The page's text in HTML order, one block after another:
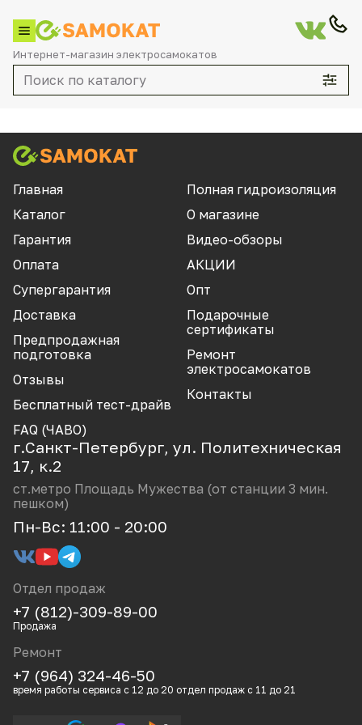
Интернет-магазин электросамокатов
По брендам
Aovo
Currus
CCL
Dualtron Minimotors
Electroway
Halten
Hitway
Iconbit
Ikingi
JackHot
Joyor
Kaabo
Главная
Каталог
Гарантия
Оплата
Супергарантия
Доставка
Предпродажная
подготовка
Отзывы
Бесплатный тест-драйв
FAQ (ЧАВО)
Полная гидроизоляция
О магазине
Видео-обзоры
АКЦИИ
Опт
Подарочные
сертификаты
Ремонт
электросамокатов
Контакты
г.Санкт-Петербург, ул. Политехническая
17, к.2
ст.метро Площадь Мужества (от станции 3 мин.
пешком)
Пн-Вс: 11:00 - 20:00
Отдел продаж
+7 (812)-309-89-00
Продажа
Ремонт
+7 (964) 324-46-50
время работы сервиса с 12 до 20 отдел продаж с 11 до 21